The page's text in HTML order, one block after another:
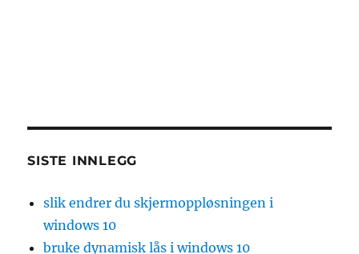
SISTE INNLEGG
slik endrer du skjermoppløsningen i
windows 10
bruke dynamisk lås i windows 10